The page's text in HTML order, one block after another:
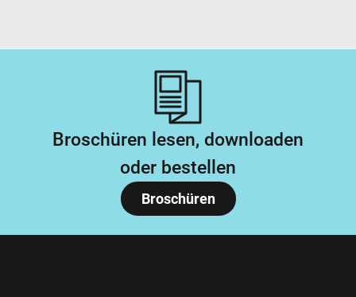
Broschüren lesen, downloaden
oder bestellen
Broschüren